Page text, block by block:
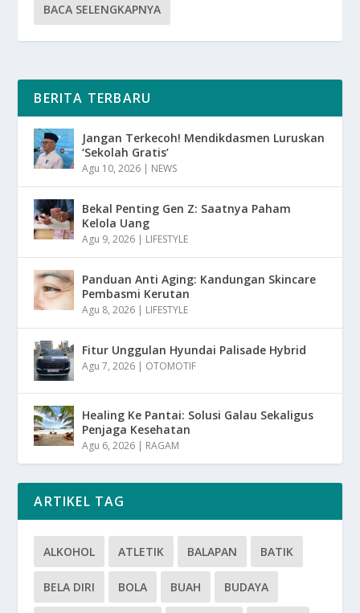
BACA SELENGKAPNYA
BERITA TERBARU
Jangan Terkecoh! Mendikdasmen Luruskan
‘Sekolah Gratis’
Agu 10, 2026 | NEWS
Bekal Penting Gen Z: Saatnya Paham
Kelola Uang
Agu 9, 2026 | LIFESTYLE
Panduan Anti Aging: Kandungan Skincare
Pembasmi Kerutan
Agu 8, 2026 | LIFESTYLE
Fitur Unggulan Hyundai Palisade Hybrid
Agu 7, 2026 | OTOMOTIF
Healing Ke Pantai: Solusi Galau Sekaligus
Penjaga Kesehatan
Agu 6, 2026 | RAGAM
ARTIKEL TAG
ALKOHOL ATLETIK BALAPAN BATIK
BELA DIRI BOLA BUAH BUDAYA